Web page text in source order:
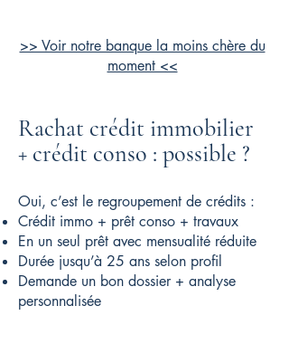
>> Voir notre banque la moins chère du
moment <<
Rachat crédit immobilier
+ crédit conso : possible ?
Oui, c’est le regroupement de crédits :
Crédit immo + prêt conso + travaux
En un seul prêt avec mensualité réduite
Durée jusqu’à 25 ans selon profil
Demande un bon dossier + analyse
personnalisée